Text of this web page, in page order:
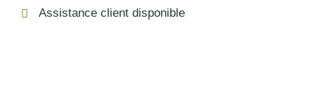
Assistance client disponible